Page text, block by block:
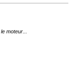
moteur...